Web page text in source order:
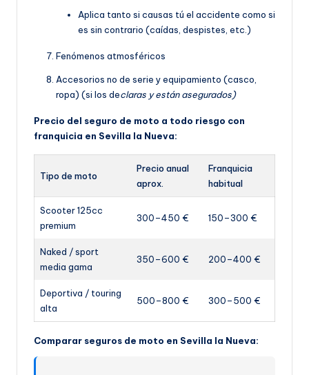
Aplica tanto si causas tú el accidente como si
es sin contrario (caídas, despistes, etc.)
Fenómenos atmosféricos
Accesorios no de serie y equipamiento (casco,
ropa) (si los declaras y están asegurados)
Precio del seguro de moto a todo riesgo con
franquicia en Sevilla la Nueva:
Tipo de moto
Precio anual
aprox.
Franquicia
habitual
Scooter 125cc
premium
300–450 € 150–300 €
Naked / sport
media gama
350–600 € 200–400 €
Deportiva / touring
alta
500–800 € 300–500 €
Comparar seguros de moto en Sevilla la Nueva: